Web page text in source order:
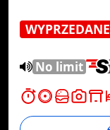
WYPRZEDANE
No limit